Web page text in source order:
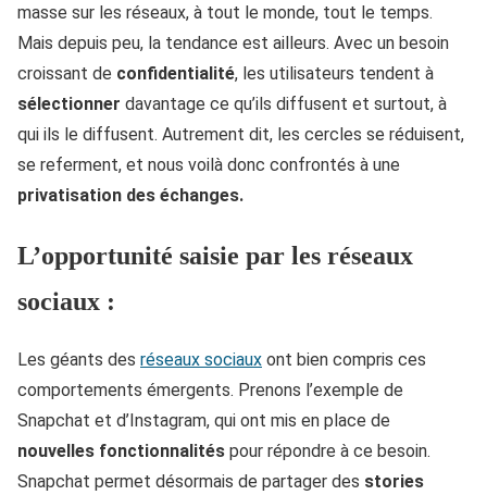
masse sur les réseaux, à tout le monde, tout le temps.
Mais depuis peu, la tendance est ailleurs. Avec un besoin
croissant de confidentialité, les utilisateurs tendent à
sélectionner davantage ce qu’ils diffusent et surtout, à
qui ils le diffusent. Autrement dit, les cercles se réduisent,
se referment, et nous voilà donc confrontés à une
privatisation des échanges.
L’opportunité saisie par les réseaux
sociaux :
Les géants des réseaux sociaux ont bien compris ces
comportements émergents. Prenons l’exemple de
Snapchat et d’Instagram, qui ont mis en place de
nouvelles fonctionnalités pour répondre à ce besoin.
Snapchat permet désormais de partager des stories